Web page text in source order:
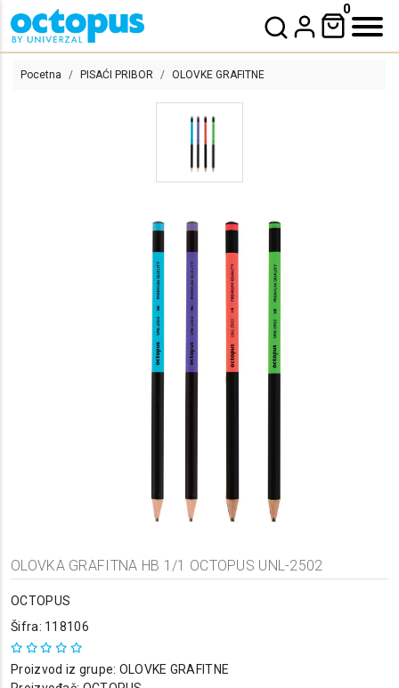
0
Pocetna PISAĆI PRIBOR OLOVKE GRAFITNE
OLOVKA GRAFITNA HB 1/1 OCTOPUS UNL-2502
OCTOPUS
Šifra: 118106
Proizvod iz grupe: OLOVKE GRAFITNE